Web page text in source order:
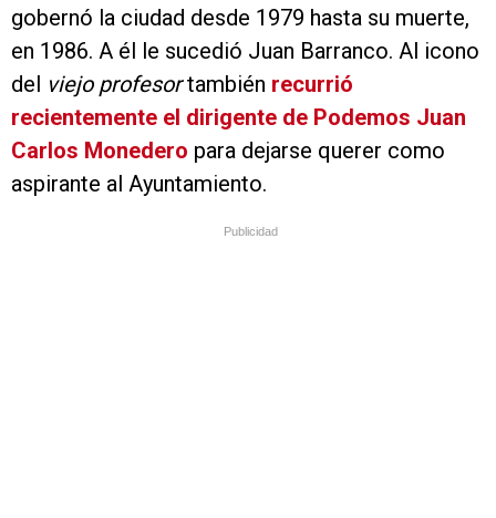
gobernó la ciudad desde 1979 hasta su muerte,
en 1986. A él le sucedió Juan Barranco. Al icono
del viejo profesortambién recurrió
recientemente el dirigente de Podemos Juan
Carlos Monedero para dejarse querer como
aspirante al Ayuntamiento.
Publicidad